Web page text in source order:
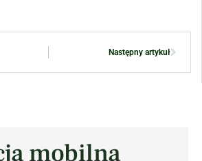
Następny artykuł
mobilna